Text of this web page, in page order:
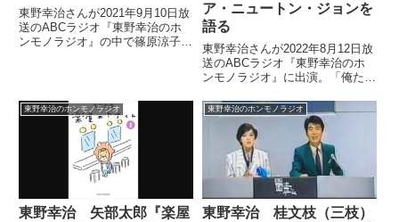
東野幸治さんが2021年9月10日放
送のABCラジオ『東野幸治のホ
ンモノラジオ』の中で篠原涼子さ
ア・ニュートン・ジョンを
語る
東野幸治さんが2022年8月12日放
送のABCラジオ『東野幸治のホ
ンモノラジオ』に出演。「俺たち
亡くなったオリヴィア・ニュート
ン・ジョンさんについて話してい
ました。
東野幸治のホンモノラジオ
東野幸治 矢部太郎『楽屋
東野幸治のホンモノラジオ
東野幸治 桂文枝（三枝）